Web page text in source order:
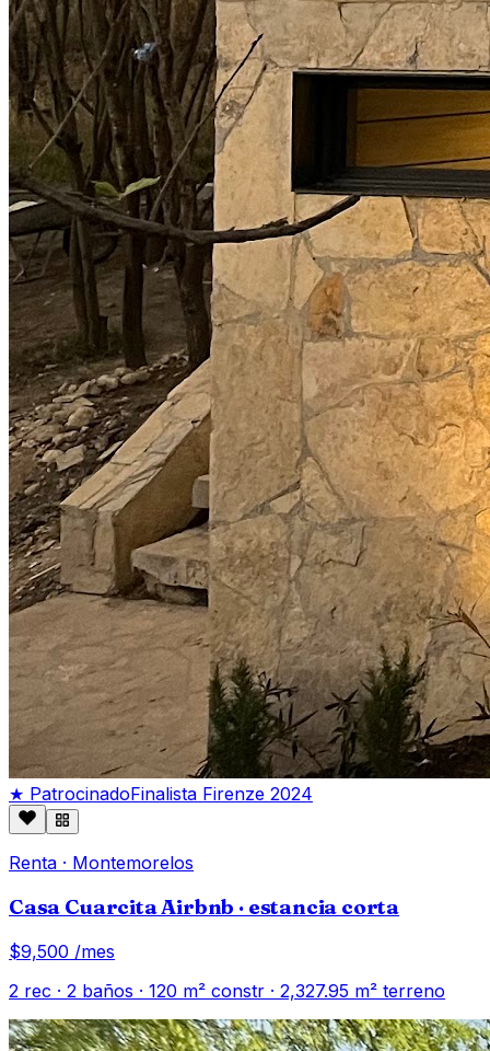
★ PatrocinadoFinalista Firenze 2024
Renta · Montemorelos
Casa Cuarcita Airbnb · estancia corta
$9,500 /mes
2 rec · 2 baños · 120 m² constr · 2,327.95 m² terreno